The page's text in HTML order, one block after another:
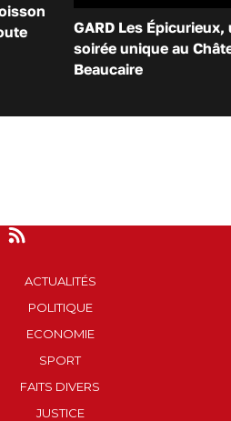
GARD Les Épicurieux,
soirée unique au
Beaucaire
ACTUALITÉS
POLITIQUE
ECONOMIE
SPORT
FAITS DIVERS
JUSTICE